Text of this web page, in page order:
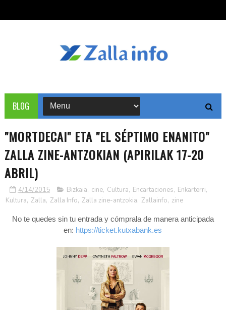
BLOG
"MORTDECAI" ETA "EL SÉPTIMO ENANITO"
ZALLA ZINE-ANTZOKIAN (APIRILAK 17-20
ABRIL)
4/14/2015 Bizkaia, cine, Cultura, Encartaciones, Enkarterri,
Kultura, Zalla, Zalla Info, Zalla zine-antzokia, Zallainfo, zine
No te quedes sin tu entrada y cómprala de manera anticipada
en: https://ticket.kutxabank.es